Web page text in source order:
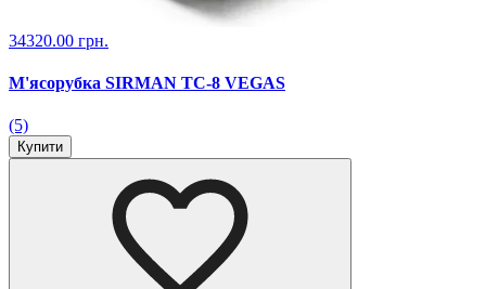
34320.00 грн.
М'ясорубка SIRMAN TC-8 VEGAS
(5)
Купити